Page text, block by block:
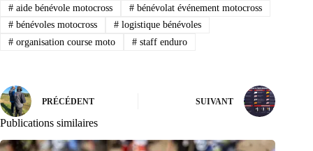
#aide bénévole motocross #bénévolat événement motocross
#bénévoles motocross #logistique bénévoles
#organisation course moto #staff enduro
PRÉCÉDENT SUIVANT
Publications similaires